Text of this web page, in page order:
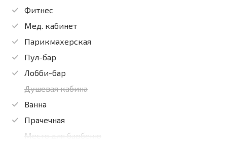
Фитнес
Мед. кабинет
Парикмахерская
Пул-бар
Лобби-бар
Душевая кабина
Ванна
Прачечная
Место для барбекю